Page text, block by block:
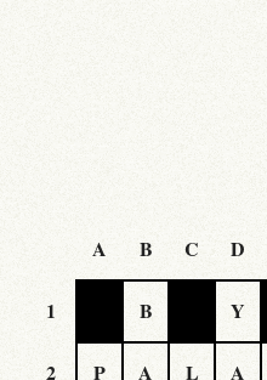
A B C D
1 B Y
2 P A L A